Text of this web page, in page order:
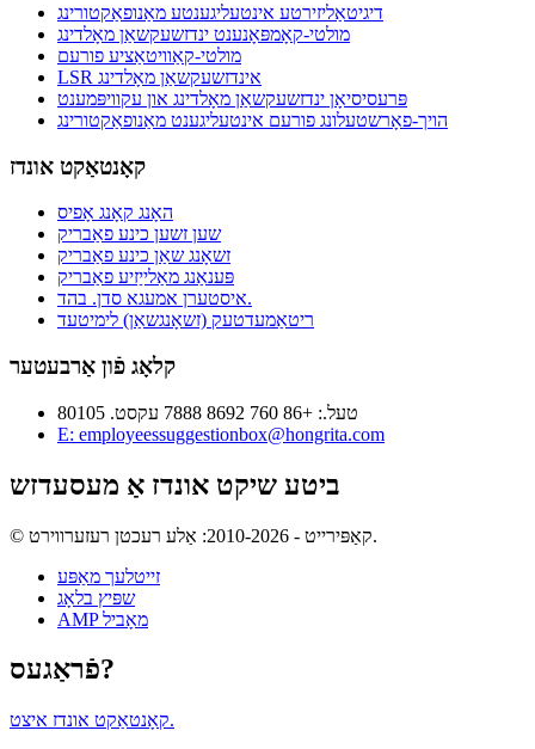
דיגיטאַליזירטע אינטעליגענטע מאַנופאַקטורינג
מולטי-קאָמפּאָנענט ינדזשעקשאַן מאָלדינג
מולטי-קאַוויטאַציע פורעם
LSR אינדזשעקשאַן מאָלדינג
פּרעסיסיאָן ינדזשעקשאַן מאָלדינג און עקוויפּמענט
הויך-פאָרשטעלונג פורעם אינטעליגענט מאַנופאַקטורינג
קאָנטאַקט אונדז
האָנג קאָנג אָפיס
שען זשען כינע פאַבריק
זשאָנג שאַן כינע פאַבריק
פּענאַנג מאַלייַזיע פאַבריק
איסטערן אמעגא סדן. בהד.
ריטאַמעדטעק (זשאָנגשאַן) לימיטעד
קלאָג פֿון אַרבעטער
טעל.: +86 760 8692 7888 עקסט. 80105
E: employeessuggestionbox@hongrita.com
ביטע שיקט אונדז אַ מעסעדזש
© קאַפּירייט - 2010-2026: אַלע רעכטן רעזערווירט.
זייטלעך מאַפּע
שפּיץ בלאָג
AMP מאָביל
פֿראַגעס?
קאָנטאַקט אונדז איצט.